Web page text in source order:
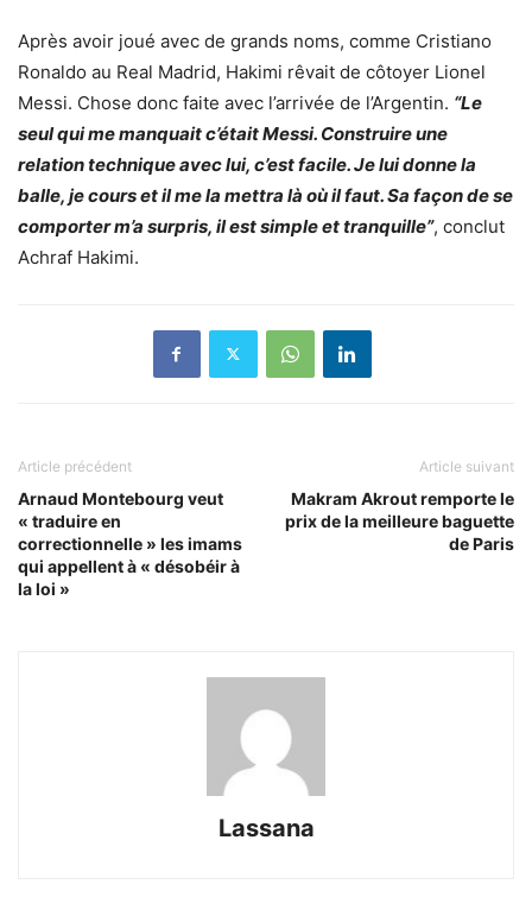
Après avoir joué avec de grands noms, comme Cristiano
Ronaldo au Real Madrid, Hakimi rêvait de côtoyer Lionel
Messi. Chose donc faite avec l’arrivée de l’Argentin. “Le
seul qui me manquait c’était Messi. Construire une
relation technique avec lui, c’est facile. Je lui donne la
balle, je cours et il me la mettra là où il faut. Sa façon de se
comporter m’a surpris, il est simple et tranquille”, conclut
Achraf Hakimi.
Article précédent
Arnaud Montebourg veut
« traduire en
correctionnelle » les imams
qui appellent à « désobéir à
la loi »
Article suivant
Makram Akrout remporte le
prix de la meilleure baguette
de Paris
Lassana